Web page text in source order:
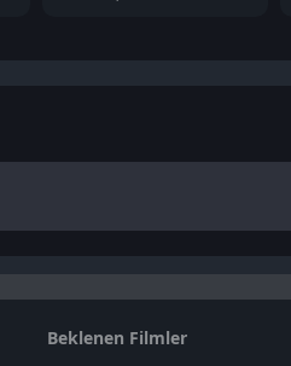
Beklenen Filmler